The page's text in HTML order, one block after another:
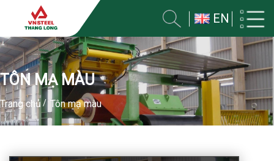
EN
TÔN MẠ MÀU
Trang chủ Tôn mạ màu